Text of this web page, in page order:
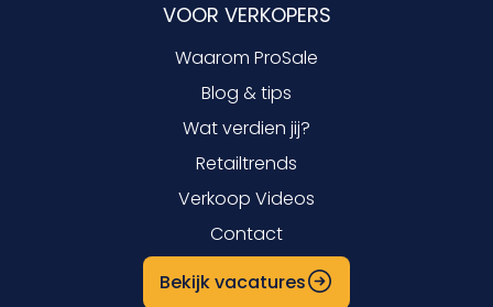
VOOR VERKOPERS
Waarom ProSale
Blog & tips
Wat verdien jij?
Retailtrends
Verkoop Videos
Contact
Bekijk vacatures